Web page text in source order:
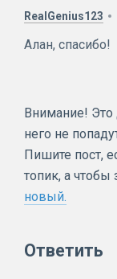
RealGenius123
Алан, спасибо!
Внимание! Это
него не
Пишите пост,
топик, а
новый.
Ответить